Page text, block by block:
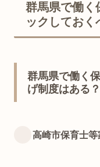
群馬県で働く
ックしておく
群馬県で働く
げ制度はある？
高崎市保育士